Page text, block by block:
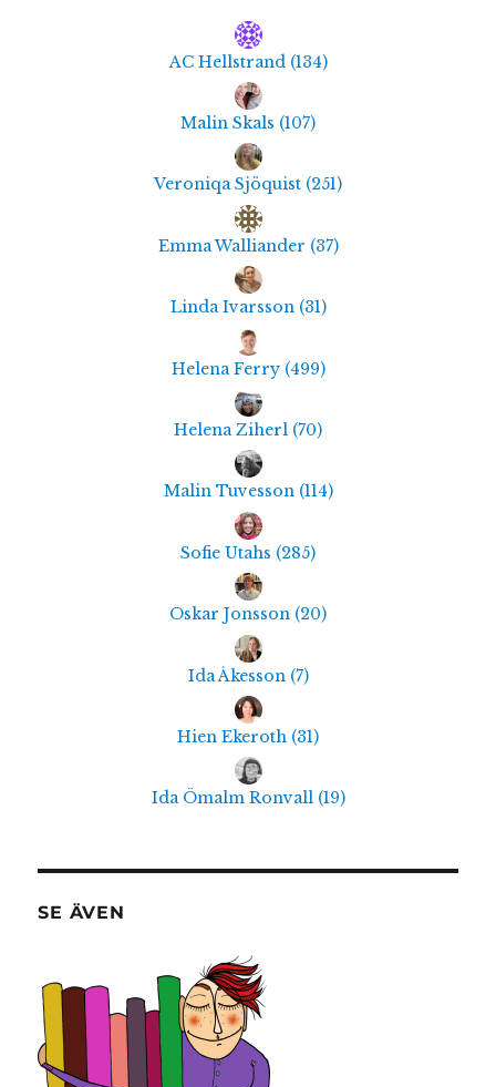
AC Hellstrand (134)
Malin Skals (107)
Veroniqa Sjöquist (251)
Emma Walliander (37)
Linda Ivarsson (31)
Helena Ferry (499)
Helena Ziherl (70)
Malin Tuvesson (114)
Sofie Utahs (285)
Oskar Jonsson (20)
Ida Åkesson (7)
Hien Ekeroth (31)
Ida Ömalm Ronvall (19)
SE ÄVEN